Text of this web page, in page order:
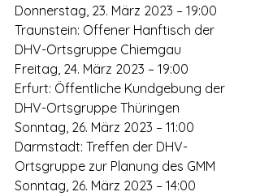
Donnerstag, 23. März 2023 – 19:00
Traunstein: Offener Hanftisch der
DHV-Ortsgruppe Chiemgau
Freitag, 24. März 2023 – 19:00
Erfurt: Öffentliche Kundgebung der
DHV-Ortsgruppe Thüringen
Sonntag, 26. März 2023 – 11:00
Darmstadt: Treffen der DHV-
Ortsgruppe zur Planung des GMM
Sonntag, 26. März 2023 – 14:00